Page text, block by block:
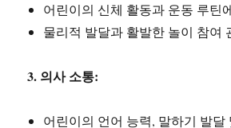
어린이의 신체 활동과 운동 루틴
물리적 발달과 활발한 놀이 참여
3. 의사 소통:
어린이의 언어 능력, 말하기 발달